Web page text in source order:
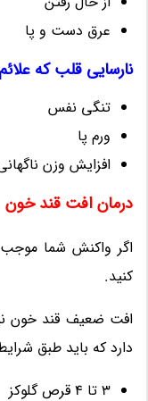
عرق دست و پا
نارسایی قلب که
تنگی نفس
ورم پا
افزایش وزن
درمان افت قند خون
اگر واکنش شما
کنید.
دارد که باید طبق
3 تا 4 قرص گلوکز